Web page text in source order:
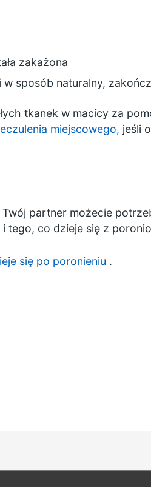
zakażona
sposób naturalny,
tkanek w macicy za
miejscowego, jeśli
partner możecie
co dzieje się z
się po poronieniu .